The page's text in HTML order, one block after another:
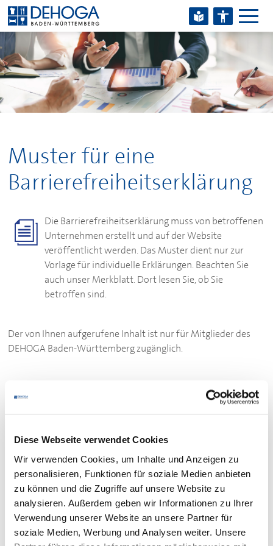
Diese Webseite verwendet Cookies
Wir verwenden Cookies, um Inhalte und Anzeigen zu
personalisieren, Funktionen für soziale Medien anbieten
zu können und die Zugriffe auf unsere Website zu
analysieren. Außerdem geben wir Informationen zu Ihrer
Verwendung unserer Website an unsere Partner für
soziale Medien, Werbung und Analysen weiter. Unsere
Zum Hauptinhalt springen
Zum Footerinhalt springen
Muster für eine
Barrierefreiheitserklärung
Die Barrierefreiheitserklärung muss von betroffenen
Unternehmen erstellt und auf der Website
veröffentlicht werden. Das Muster dient nur zur
Vorlage für individuelle Erklärungen. Beachten Sie
auch unser Merkblatt. Dort lesen Sie, ob Sie
betroffen sind.
Der von Ihnen aufgerufene Inhalt ist nur für Mitglieder des
DEHOGABaden-Württemberg zugänglich.
ZUM LOGIN
Sie sind noch kein Mitglied desDEHOGA
Württemberg?
Werden Sie hier Mitglied.
Ihr Kontakt